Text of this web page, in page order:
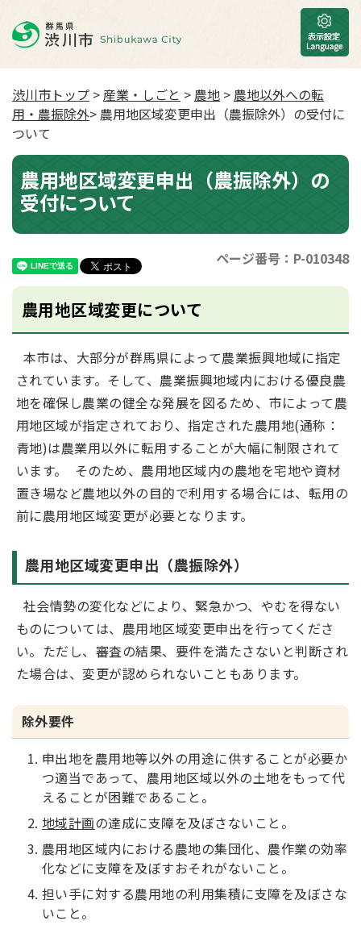
渋川市トップ >産業・しごと > 農地 > 農地以外への転
用・農振除外> 農用地区域変更申出（農振除外）の受付に
ついて
農用地区域変更申出（農振除外）の
受付について
ページ番号：P-010348
農用地区域変更について
本市は、大部分が群馬県によって農業振興地域に指定
されています。そして、農業振興地域内における優良農
地を確保し農業の健全な発展を図るため、市によって農
用地区域が指定されており、指定された農用地(通称：
青地)は農業用以外に転用することが大幅に制限されて
います。 そのため、農用地区域内の農地を宅地や資材
置き場など農地以外の目的で利用する場合には、転用の
前に農用地区域変更が必要となります。
農用地区域変更申出（農振除外）
社会情勢の変化などにより、緊急かつ、やむを得ない
ものについては、農用地区域変更申出を行ってくださ
い。ただし、審査の結果、要件を満たさないと判断され
た場合は、変更が認められないこともあります。
除外要件
申出地を農用地等以外の用途に供することが必要か
つ適当であって、農用地区域以外の土地をもって代
えることが困難であること。
地域計画の達成に支障を及ぼさないこと。
農用地区域内における農地の集団化、農作業の効率
化などに支障を及ぼすおそれがないこと。
担い手に対する農用地の利用集積に支障を及ぼさな
いこと。